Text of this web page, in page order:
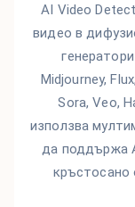
AI Video
видео в
Midjourney,
Sora, Veo,
използва
да поддържа
кръстосано